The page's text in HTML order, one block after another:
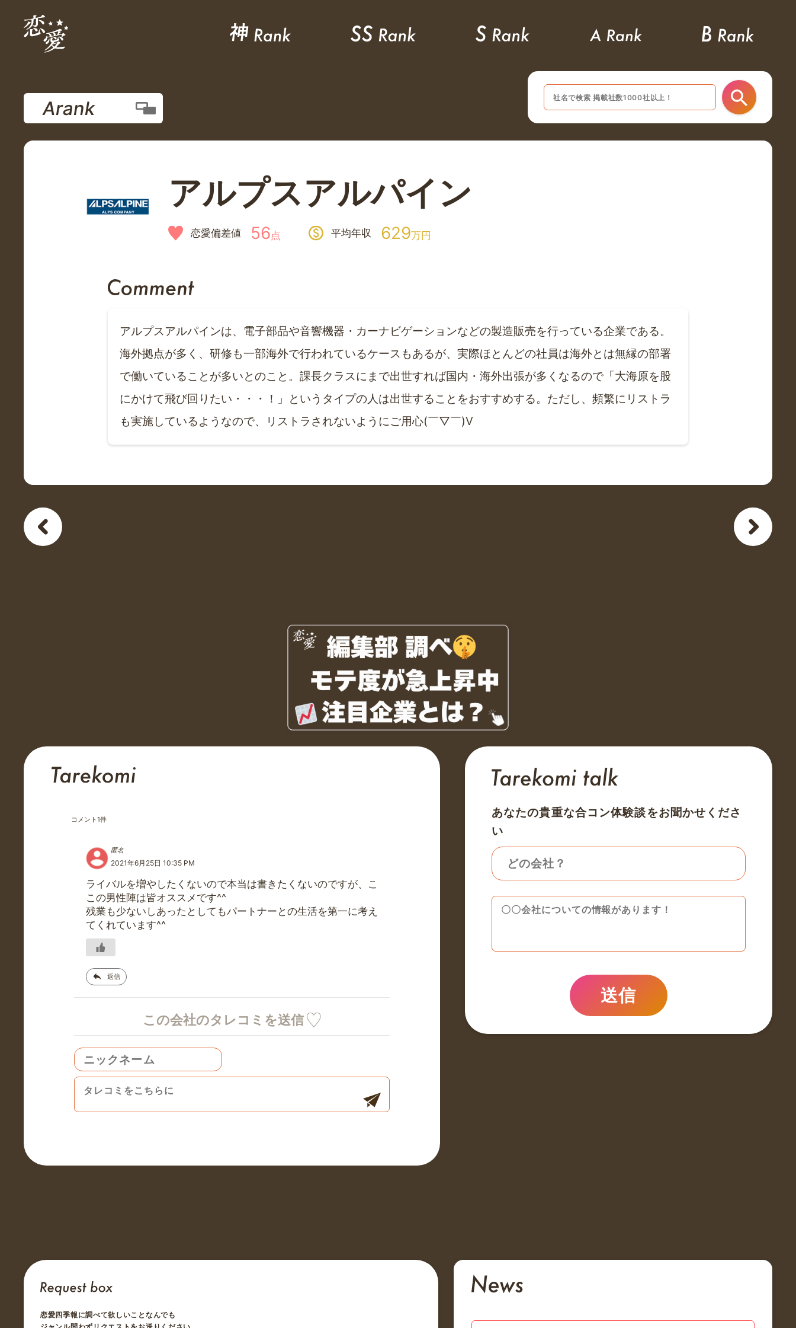
アルプスアルパイン
恋愛偏差値 56点 平均年収 629万円
Arank
アルプスアルパインは、電子部品や音響機器・カーナビゲーションなどの製造販売を行っている企業である。
海外拠点が多く、研修も一部海外で行われているケースもあるが、実際ほとんどの社員は海外とは無縁の部署
で働いていることが多いとのこと。課長クラスにまで出世すれば国内・海外出張が多くなるので「大海原を股
にかけて飛び回りたい・・・！」というタイプの人は出世することをおすすめする。ただし、頻繁にリストラ
も実施しているようなので、リストラされないようにご用心(￣▽￣)V
コメント1件
匿名
2021年6月25日 10:35 PM
ライバルを増やしたくないので本当は書きたくないのですが、こ
この男性陣は皆オススメです^^
残業も少ないしあったとしてもパートナーとの生活を第一に考え
てくれています^^
返信
この会社のタレコミを送信
あなたの貴重な合コン体験談をお聞かせくださ
い
送信
恋愛四季報に調べて欲しいことなんでも